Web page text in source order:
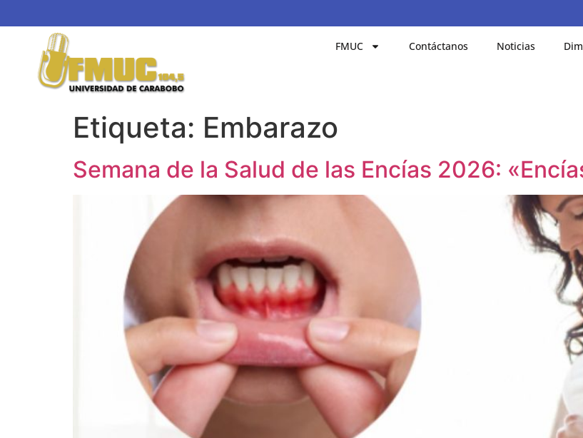
FMUC Contáctanos Noticias
Etiqueta: Embarazo
Semana de la Salud de las Encías 2026: